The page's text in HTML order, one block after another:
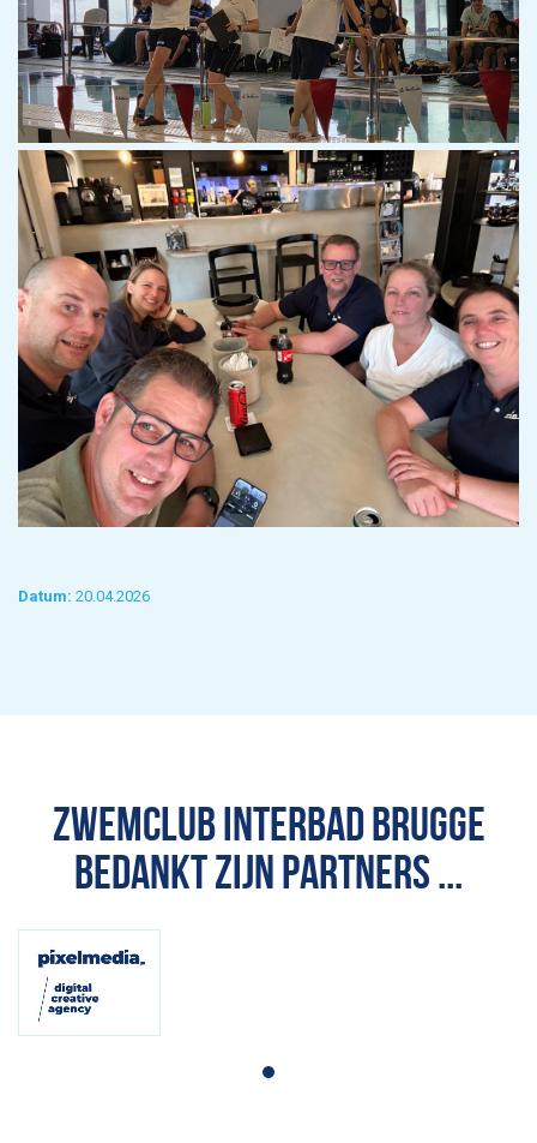
Datum: 20.04.2026
ZWEMCLUB INTERBAD BRUGGE
BEDANKT ZIJN PARTNERS ...